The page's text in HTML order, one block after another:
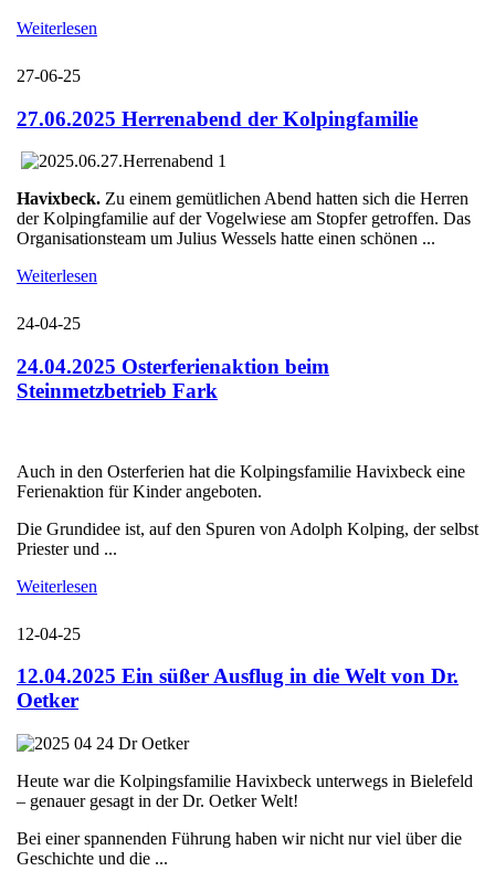
Weiterlesen
27-06-25
27.06.2025 Herrenabend der Kolpingfamilie
Havixbeck. Zu einem gemütlichen Abend hatten sich die Herren
der Kolpingfamilie auf der Vogelwiese am Stopfer getroffen. Das
Organisationsteam um Julius Wessels hatte einen schönen ...
Weiterlesen
24-04-25
24.04.2025 Osterferienaktion beim
Steinmetzbetrieb Fark
Auch in den Osterferien hat die Kolpingsfamilie Havixbeck eine
Ferienaktion für Kinder angeboten.
Die Grundidee ist, auf den Spuren von Adolph Kolping, der selbst
Priester und ...
Weiterlesen
12-04-25
12.04.2025 Ein süßer Ausflug in die Welt von Dr.
Oetker
Heute war die Kolpingsfamilie Havixbeck unterwegs in Bielefeld
– genauer gesagt in der Dr. Oetker Welt!
Bei einer spannenden Führung haben wir nicht nur viel über die
Geschichte und die ...